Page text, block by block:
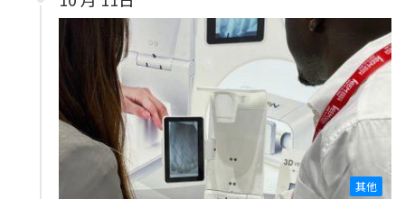
其他